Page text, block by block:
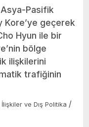
Asya-Pasifik
Kore’ye geçerek
Hyun ile bir
bölge
ilişkilerini
trafiğinin
ve Dış Politika /